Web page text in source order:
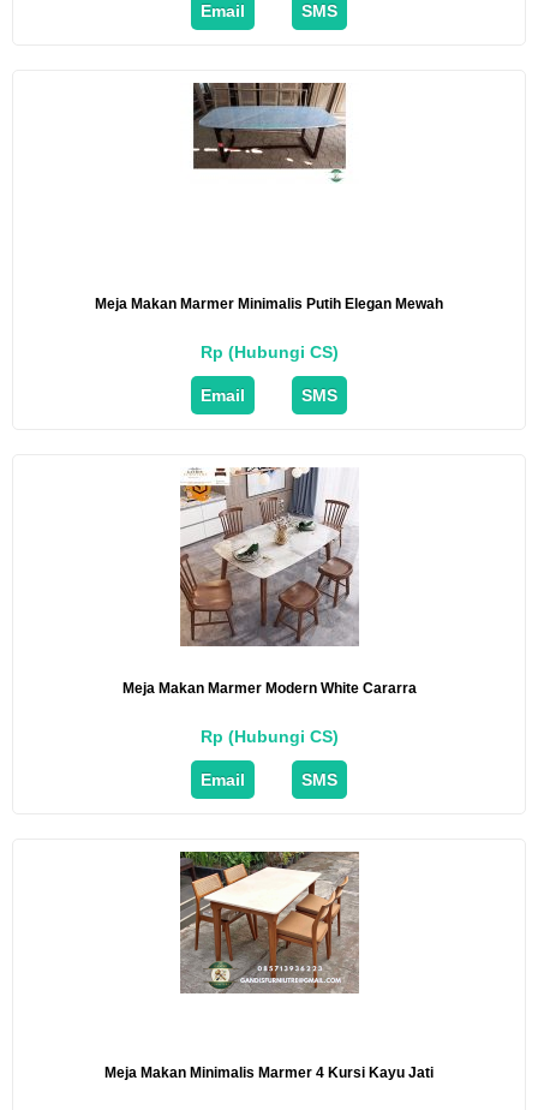
Email SMS
Meja Makan Marmer Minimalis Putih Elegan Mewah
Rp (Hubungi CS)
Email SMS
Meja Makan Marmer Modern White Cararra
Rp (Hubungi CS)
Email SMS
Meja Makan Minimalis Marmer 4 Kursi Kayu Jati